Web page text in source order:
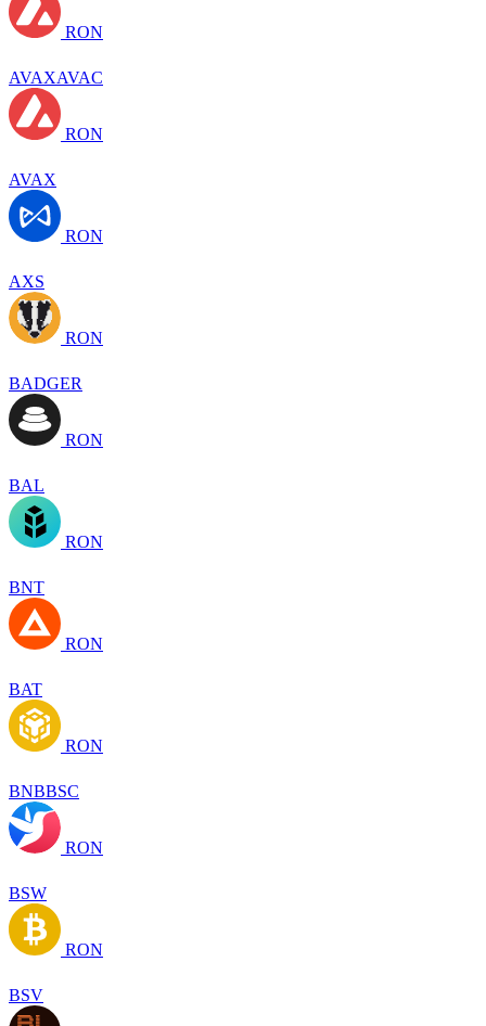
RON
AVAXAVAC
RON
AVAX
RON
AXS
RON
BADGER
RON
BAL
RON
BNT
RON
BAT
RON
BNBBSC
RON
BSW
RON
BSV